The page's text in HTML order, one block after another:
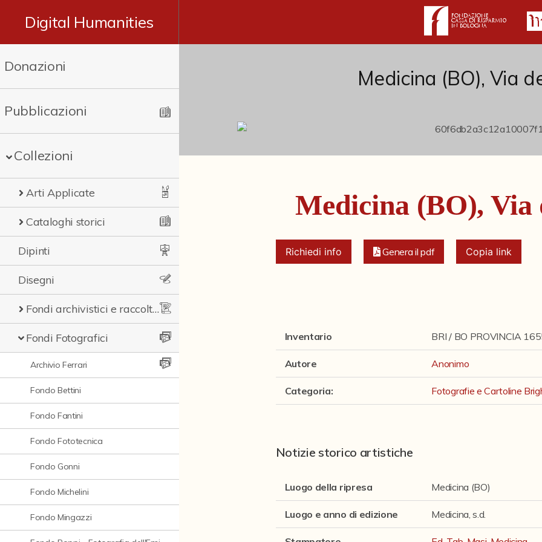
Digital Humanities
Donazioni
Pubblicazioni
Collezioni
Arti Applicate
Cataloghi storici
Dipinti
Disegni
Fondi archivistici e raccolte documentarie
Fondi Fotografici
Archivio Ferrari
Fondo Bettini
Fondo Fantini
Fondo Fototecnica
Fondo Gonni
Fondo Michelini
Fondo Mingazzi
Medicina (BO), Via
Medicina (BO),
Richiedi info Genera il pdf Copia link
Inventario BRI / BO PROVINCIA
Autore Anonimo
Categoria: Fotografie e Cartoline
Notizie storico artistiche
Luogo della ripresa Medicina (BO)
Luogo e anno di edizione Medicina, s.d.